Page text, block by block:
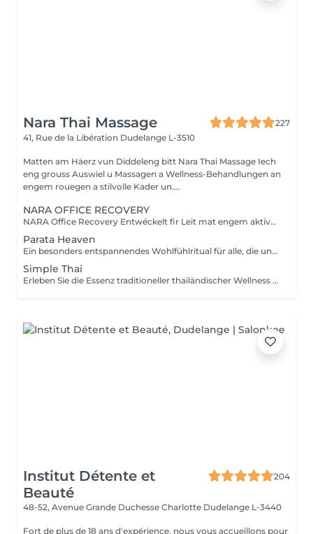
Nara Thai Massage
227
41, Rue de la Libération Dudelange L-3510
Matten am Häerz vun Diddeleng bitt Nara Thai Massage Iech
eng grouss Auswiel u Massagen a Wellness-Behandlungen an
engem rouegen a stilvolle Kader un....
NARA OFFICE RECOVERY
NARA Office Recovery Entwéckelt fir Leit mat engem aktive Beruff, déi ënner Middegkeet duerch Bildschiermaarbecht, Verspanungen am Hals- a Schëllerberäich, midd Aen, Energiemangel oder alldeeglechem Stress leiden. Office Reset 30 Min. · 69 € Eng intensiv Express-Behandlung, déi Verspanungen am Uewerkierper léist an de Geescht berouegt ideal, wann Dir nëmme wéineg Zäit hutt. Enthält: Massage vum ieweschte Réck Hals- a Schëllermassage Akupressur-Kappmassage Geziilt Uwendung vu waarme Steng Ofkillend Jademask fir d'Aen Resultater: Méi entspaant Muskelen E méi liicht Gefill am Kapp Entspaant an erfrëscht Aen E méi rouege Geescht Ideal fir an der Mëttespaus oder no der Aarbecht. Office Reset Plus 45 Min. · 89 € Eng méi intensiv Behandlung vum Uewerkierper, ergänzt duerch eng entspaanend Foussmassage fir midd a schwéier Féiss. Enthält: Massage vum ieweschte Réck Hals- a Schëllermassage Akupressur-Kappmassage Entspanend Foussmassage Geziilt Uwendung vu waarme Steng Ofkillend Jademask fir d'Aen Resultater: Manner Verspanungen duerch laangt Sëtzen Erfrëscht Féiss a Been Nei Energie E méi entspaan de Kierper an e méi rouege Geescht Executive Recovery 75 Min. · 139 € Eist komplett Ritual vu Kapp bis Fouss, speziell entwéckelt fir ugesammelte Stress an déif kierperlech Middegkeet ze reduzéieren. Enthält: Intensiv Réckmassage Hals- a Schëllermassage Akupressur-Kappmassage Akupressur vun den Hänn Foussreflexologie Geziilt Uwendung vu waarme Steng Entspanung vun den Ae mat enger ofkillender Jademask Resultater: Déif Entspanung vun de Muskelen E méi liichten a revitaliséierte Kierper E méi rouege Geescht Nei Balance a Vitalitéit All eis Behandlunge gi mat biologeschem Kokosnossueleg a biologeschen Aromatherapie-Ueleger duerchgefouert. Si maachen d'Haut mëll, reduzéieren d'Muskelverspanungen a fërderen eng déif Entspanung.
Parata Heaven
Ein besonders entspannendes Wohlfühlritual für alle, die unter Stress, Verspannungen oder geistiger Erschöpfung leiden. Die Kombination aus einer 60-minütigen Indischen Kopf- & Schultermassage und einer 30-minütigen Office-Syndrom Rücken- & Schultermassage konzentriert sich auf Kopfhaut, Nacken, Schultern und oberen Rücken, um Spannungen zu lösen und ein Gefühl von Leichtigkeit und Wohlbefinden zu schaffen. Enthalten sind: Indische Kopf- & Schultermassage 60 Min. Office-Syndrom Rücken- & Schultermassage 30 Min.
Simple Thai
Erleben Sie die Essenz traditioneller thailändischer Wellness in einem harmonischen Wohlfühlritual. Entwickelt, um den Körper zu entspannen, muskuläre Verspannungen zu lösen, die Durchblutung zu fördern und ein lang anhaltendes Gefühl von Balance und Wohlbefinden zu schenken. Enthalten sind: Traditionelle Thai-Ölmassage 90 Min. Thai-Fußreflexzonenmassage 45 Min.
Institut Détente et
Beauté
204
48-52, Avenue Grande Duchesse Charlotte Dudelange L-3440
Fort de plus de 18 ans d'expérience, nous vous accueillons pour